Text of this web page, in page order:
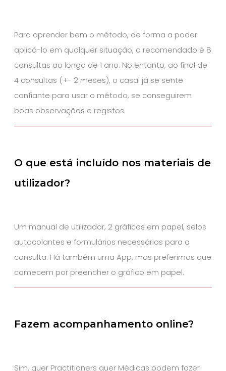
Para aprender bem o método, de forma a poder
aplicá-lo em qualquer situação, o recomendado é 8
consultas ao longo de 1 ano. No entanto, ao final de
4 consultas (+- 2 meses), o casal já se sente
confiante para usar o método, se conseguirem
boas observações e registos.
O que está incluído nos materiais de
utilizador?
Um manual de utilizador, 2 gráficos em papel, selos
autocolantes e formulários necessários para a
consulta. Há também uma App, mas preferimos que
comecem por preencher o gráfico em papel.
Fazem acompanhamento online?
Sim, quer Practitioners quer Médicas podem fazer